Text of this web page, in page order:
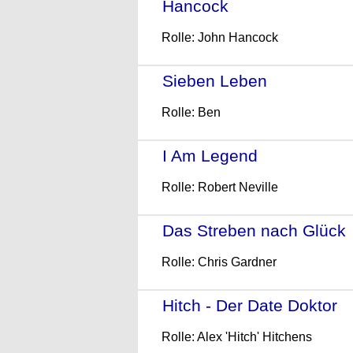
Hancock
Rolle: John Hancock
Sieben Leben
Rolle: Ben
I Am Legend
Rolle: Robert Neville
Das Streben nach Glück
Rolle: Chris Gardner
Hitch - Der Date Doktor
Rolle: Alex 'Hitch' Hitchens